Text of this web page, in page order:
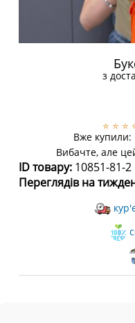
з
⭐ ⭐ ⭐
Вже купили:
Вибачте, але
ID товару: 10851-81-2
Переглядів на